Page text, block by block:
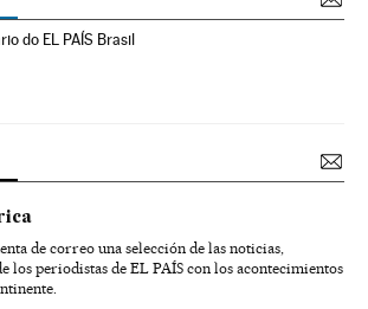
do EL PAÍS Brasil
de correo una selección de las noticias,
los periodistas de EL PAÍS con los acontecimientos